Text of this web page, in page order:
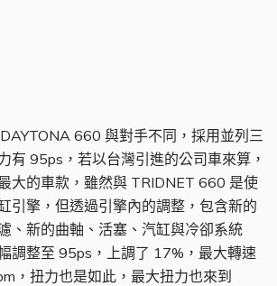
660 與對手不同，採用並列三
有 95ps，若以台灣引進的公司車來算，
大的車款，雖然與 TRIDNET 660 是使
引擎，但透過引擎內的調整，包含新的
、新的曲軸、活塞、汽缸與冷卻系統
調整至 95ps，上調了 17%，最大轉速
，扭力也是如此，最大扭力也來到